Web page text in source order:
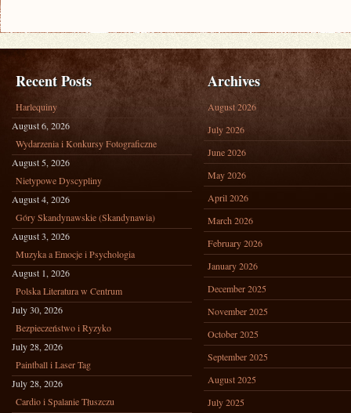
Recent Posts
Harlequiny
August 6, 2026
Wydarzenia i Konkursy Fotograficzne
August 5, 2026
Nietypowe Dyscypliny
August 4, 2026
Góry Skandynawskie (Skandynawia)
August 3, 2026
Muzyka a Emocje i Psychologia
August 1, 2026
Polska Literatura w Centrum
July 30, 2026
Bezpieczeństwo i Ryzyko
July 28, 2026
Paintball i Laser Tag
July 28, 2026
Cardio i Spalanie Tłuszczu
Archives
August 2026
July 2026
June 2026
May 2026
April 2026
March 2026
February 2026
January 2026
December 2025
November 2025
October 2025
September 2025
August 2025
July 2025